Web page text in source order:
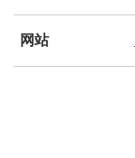
网站